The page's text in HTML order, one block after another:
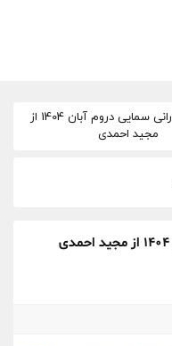
آهنگ مازندرانی سمایی دروم آبان 1404 از
مجید احمدی